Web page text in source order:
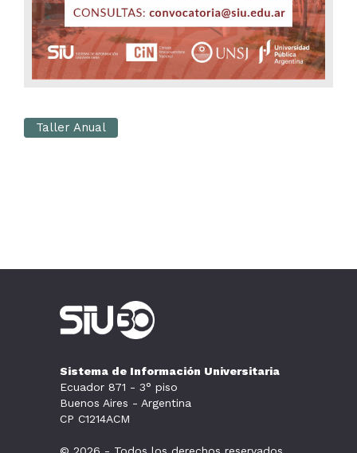
Taller Anual
Sistema de Información Universitaria
Ecuador 871 - 3° piso
Buenos Aires - Argentina
CP C1214ACM
© 2026 - Todos los derechos reservados